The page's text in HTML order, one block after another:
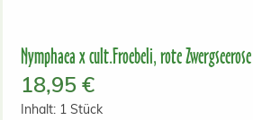
Nymphaea x cult.Froebeli, rote Zwergseerose
Regulärer Preis:
18,95 €
Inhalt: 1 Stück